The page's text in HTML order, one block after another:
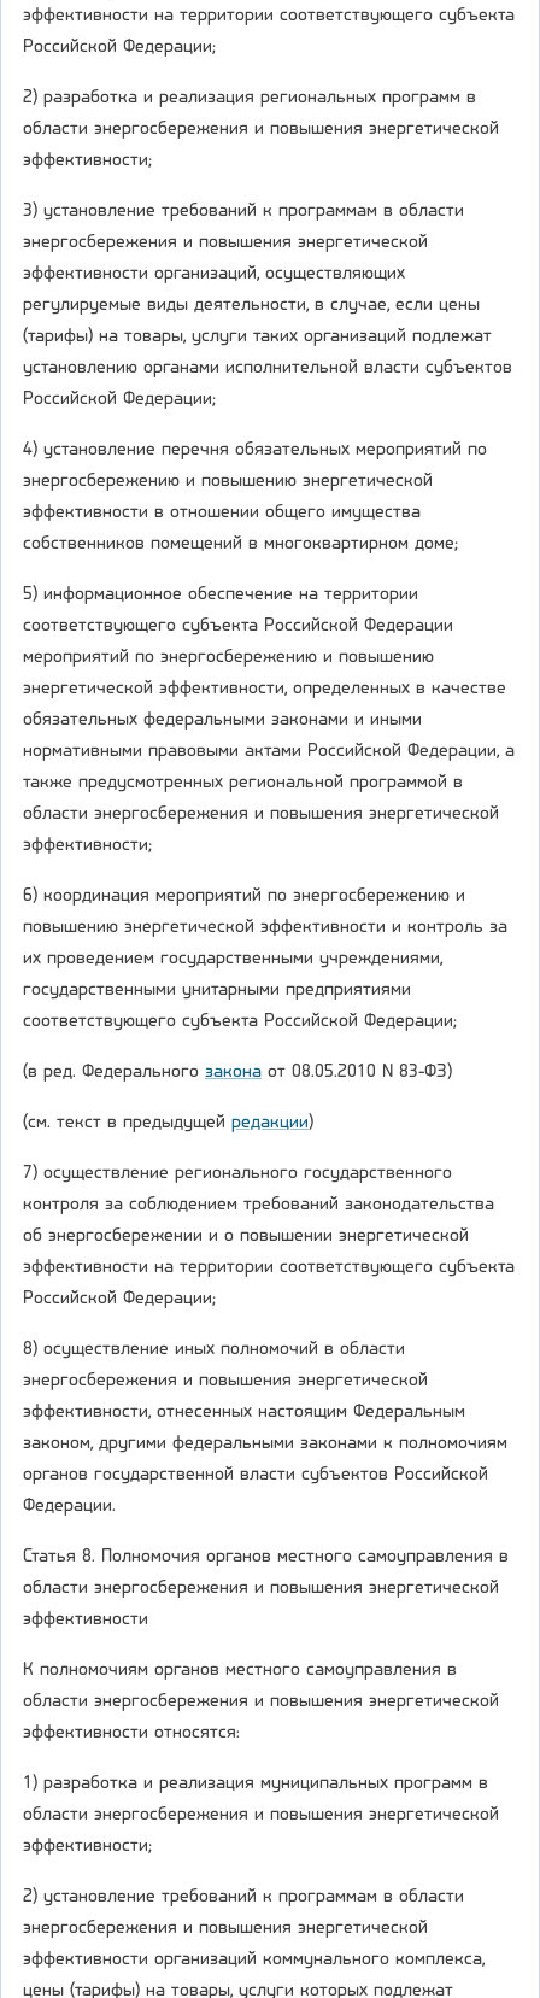
эффективности на территории соответствующего субъекта
Российской Федерации;
2) разработка и реализация региональных программ в
области энергосбережения и повышения энергетической
эффективности;
3) установление требований к программам в области
энергосбережения и повышения энергетической
эффективности организаций, осуществляющих
регулируемые виды деятельности, в случае, если цены
(тарифы) на товары, услуги таких организаций подлежат
установлению органами исполнительной власти субъектов
Российской Федерации;
4) установление перечня обязательных мероприятий по
энергосбережению и повышению энергетической
эффективности в отношении общего имущества
собственников помещений в многоквартирном доме;
5) информационное обеспечение на территории
соответствующего субъекта Российской Федерации
мероприятий по энергосбережению и повышению
энергетической эффективности, определенных в качестве
обязательных федеральными законами и иными
нормативными правовыми актами Российской Федерации, а
также предусмотренных региональной программой в
области энергосбережения и повышения энергетической
эффективности;
6) координация мероприятий по энергосбережению и
повышению энергетической эффективности и контроль за
их проведением государственными учреждениями,
государственными унитарными предприятиями
соответствующего субъекта Российской Федерации;
(в ред. Федерального закона от 08.05.2010 N 83-ФЗ)
(см. текст в предыдущей редакции)
7) осуществление регионального государственного
контроля за соблюдением требований законодательства
об энергосбережении и о повышении энергетической
эффективности на территории соответствующего субъекта
Российской Федерации;
8) осуществление иных полномочий в области
энергосбережения и повышения энергетической
эффективности, отнесенных настоящим Федеральным
законом, другими федеральными законами к полномочиям
органов государственной власти субъектов Российской
Федерации.
Статья 8. Полномочия органов местного самоуправления в
области энергосбережения и повышения энергетической
эффективности
К полномочиям органов местного самоуправления в
области энергосбережения и повышения энергетической
эффективности относятся:
1) разработка и реализация муниципальных программ в
области энергосбережения и повышения энергетической
эффективности;
2) установление требований к программам в области
энергосбережения и повышения энергетической
эффективности организаций коммунального комплекса,
цены (тарифы) на товары, услуги которых подлежат